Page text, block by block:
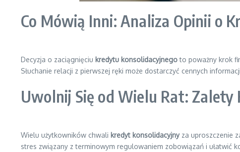
Co Mówią Inni: Analiza Opinii o
Decyzja o zaciągnięciu kredytu konsolidacyjnegoto poważny krok
Słuchanie relacji z pierwszej ręki może dostarczyć cennych
Uwolnij Się od Wielu Rat:
Wielu użytkowników chwali kredyt konsolidacyjnyza uproszczenie
stres związany z terminowym regulowaniem zobowiązań i ułatwić